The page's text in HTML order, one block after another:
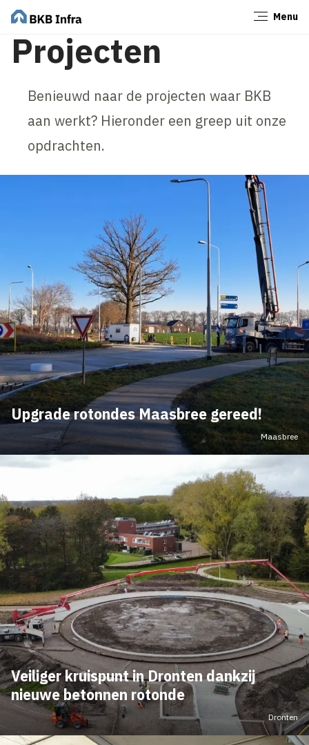
Menu
Projecten
Benieuwd naar de projecten waar BKB
aan werkt? Hieronder een greep uit onze
opdrachten.
Upgrade rotondes Maasbree gereed!
Maasbree
Veiliger kruispunt in Dronten dankzij
nieuwe betonnen rotonde
Dronten
Sluiten